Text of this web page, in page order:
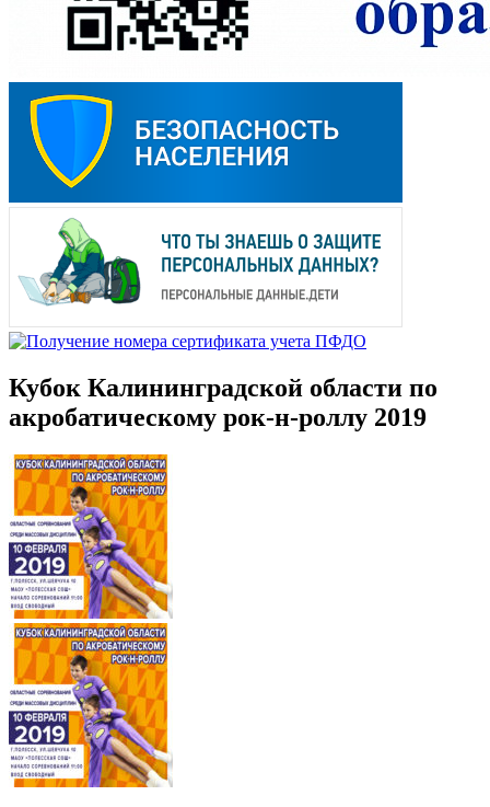
Кубок Калининградской области по
акробатическому рок-н-роллу 2019